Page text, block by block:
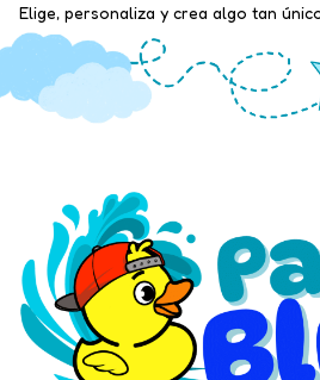
Elige, personaliza y crea algo tan